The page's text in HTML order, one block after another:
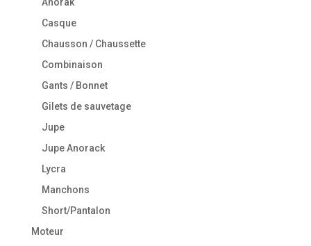
Casque
Chausson / Chaussette
Combinaison
Gants / Bonnet
Gilets de sauvetage
Jupe
Jupe Anorack
Lycra
Manchons
Short/Pantalon
Moteur